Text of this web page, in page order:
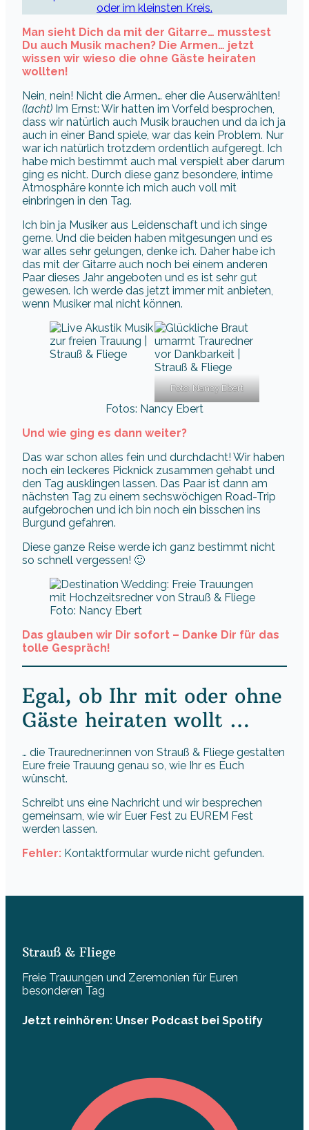
oder im kleinsten Kreis.
Man sieht Dich da mit der Gitarre… musstest
Du auch Musik machen? Die Armen… jetzt
wissen wir wieso die ohne Gäste heiraten
wollten!
Nein, nein! Nicht die Armen… eher die Auserwählten!
(lacht) Im Ernst: Wir hatten im Vorfeld besprochen,
dass wir natürlich auch Musik brauchen und da ich ja
auch in einer Band spiele, war das kein Problem. Nur
war ich natürlich trotzdem ordentlich aufgeregt. Ich
habe mich bestimmt auch mal verspielt aber darum
ging es nicht. Durch diese ganz besondere, intime
Atmosphäre konnte ich mich auch voll mit
einbringen in den Tag.
Ich bin ja Musiker aus Leidenschaft und ich singe
gerne. Und die beiden haben mitgesungen und es
war alles sehr gelungen, denke ich. Daher habe ich
das mit der Gitarre auch noch bei einem anderen
Paar dieses Jahr angeboten und es ist sehr gut
gewesen. Ich werde das jetzt immer mit anbieten,
wenn Musiker mal nicht können.
Foto: Nancy Ebert
Fotos: Nancy Ebert
Und wie ging es dann weiter?
Das war schon alles fein und durchdacht! Wir haben
noch ein leckeres Picknick zusammen gehabt und
den Tag ausklingen lassen. Das Paar ist dann am
nächsten Tag zu einem sechswöchigen Road-Trip
aufgebrochen und ich bin noch ein bisschen ins
Burgund gefahren.
Diese ganze Reise werde ich ganz bestimmt nicht
so schnell vergessen! 🙂
Foto: Nancy Ebert
Das glauben wir Dir sofort – Danke Dir für das
tolle Gespräch!
Egal, ob Ihr mit oder ohne
Gäste heiraten wollt …
… die Trauredner:innen von Strauß & Fliege gestalten
Eure freie Trauung genau so, wie Ihr es Euch
wünscht.
Schreibt uns eine Nachricht und wir besprechen
gemeinsam, wie wir Euer Fest zu EUREM Fest
werden lassen.
Fehler: Kontaktformular wurde nicht gefunden.
Strauß & Fliege
Freie Trauungen und Zeremonien für Euren
besonderen Tag
Jetzt reinhören: Unser Podcast bei Spotify